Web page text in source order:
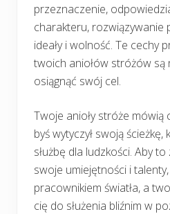
przeznaczenie,
charakteru, rozwiązywanie
ideały i wolność. Te cechy
twoich aniołów stróżów są
osiągnąć swój cel.
Twoje anioły stróże mówią
byś wytyczył swoją
służbę dla ludzkości. Aby
swoje umiejętności i
pracownikiem światła, a
cię do służenia bliźnim w